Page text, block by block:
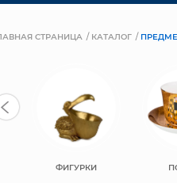
СТРАНИЦА КАТАЛОГ
ФИГУРКИ